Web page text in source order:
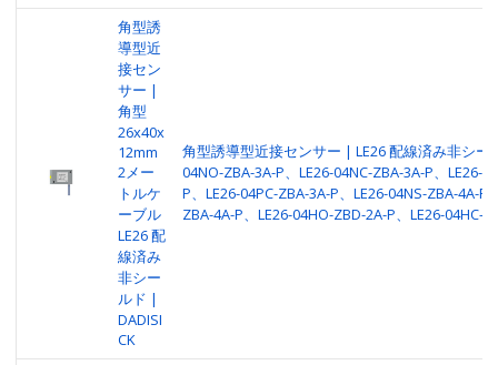
角型誘
導型近
接セン
サー |
角型
26x40x
12mm
2メー
トルケ
ーブル
LE26 配
線済み
非シー
ルド |
DADISI
CK
角型誘導型近接センサー | LE26 配線済み非シー
04NO-ZBA-3A-P、LE26-04NC-ZBA-3A-P、LE26-
P、LE26-04PC-ZBA-3A-P、LE26-04NS-ZBA-4A-P
ZBA-4A-P、LE26-04HO-ZBD-2A-P、LE26-04HC-